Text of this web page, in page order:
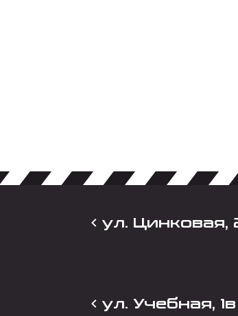
ул. Цинковая,
ул. Учебная, 1в